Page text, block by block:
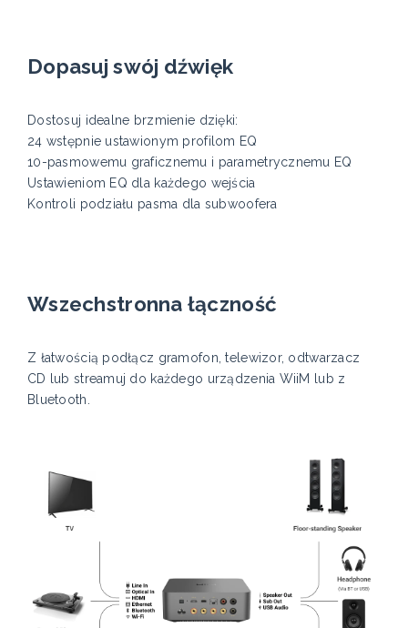
Dopasuj swój dźwięk
Dostosuj idealne brzmienie dzięki:
24 wstępnie ustawionym profilom EQ
10-pasmowemu graficznemu i parametrycznemu EQ
Ustawieniom EQ dla każdego wejścia
Kontroli podziału pasma dla subwoofera
Wszechstronna łączność
Z łatwością podłącz gramofon, telewizor, odtwarzacz
CD lub streamuj do każdego urządzenia WiiM lub z
Bluetooth.